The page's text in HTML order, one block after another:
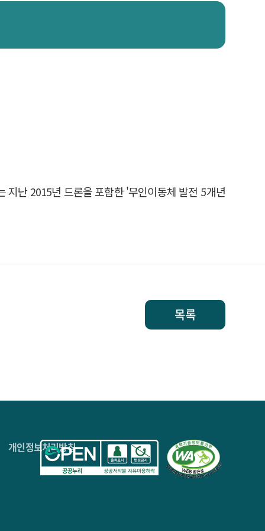
지난 2015년 드론을 포함한 '무인이동체 발전 5개년
목록
개인정보처리방침